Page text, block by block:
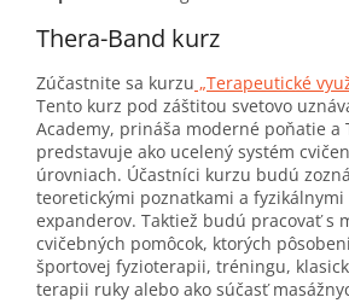
Thera-Band kurz
Zúčastnite sa kurzu „Terapeutické
Tento kurz pod záštitou svetovo
Academy, prináša moderné poňatie a
predstavuje ako ucelený systém
úrovniach. Účastníci kurzu budú
teoretickými poznatkami a
expanderov. Taktiež budú pracovať s
cvičebných pomôcok, ktorých
športovej fyzioterapii, tréningu,
terapii ruky alebo ako súčasť